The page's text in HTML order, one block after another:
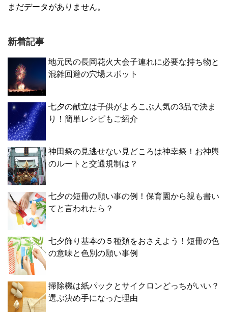
まだデータがありません。
新着記事
地元民の長岡花火大会子連れに必要な持ち物と
混雑回避の穴場スポット
七夕の献立は子供がよろこぶ人気の3品で決ま
り！簡単レシピもご紹介
神田祭の見逃せない見どころは神幸祭！お神輿
のルートと交通規制は？
七夕の短冊の願い事の例！保育園から親も書い
てと言われたら？
七夕飾り基本の５種類をおさえよう！短冊の色
の意味と色別の願い事例
掃除機は紙パックとサイクロンどっちがいい？
選ぶ決め手になった理由